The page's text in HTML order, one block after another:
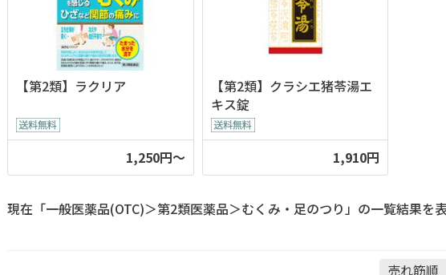
【第2類】ラクリア
1,250円～
【第2類】クラシエ猪苓湯エ
キス錠
1,910円
現在「一般医薬品(OTC)＞第2類医薬品＞むくみ・足のつり」の一覧結果を